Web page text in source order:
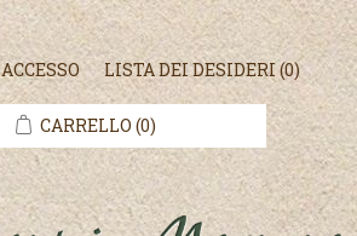
ACCESSO LISTA DEI DESIDERI(0)
CARRELLO (0)